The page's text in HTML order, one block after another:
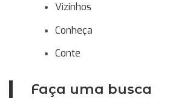
Vizinhos
Conheça
Conte
Faça uma busca